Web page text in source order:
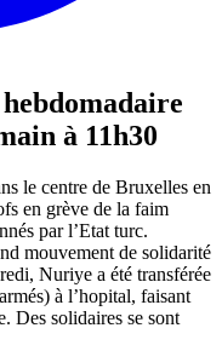
à 11h30
le centre de Bruxelles en
en grève de la faim
par l’Etat turc.
mouvement de solidarité
Nuriye a été transférée
à l’hopital, faisant
Des solidaires se sont